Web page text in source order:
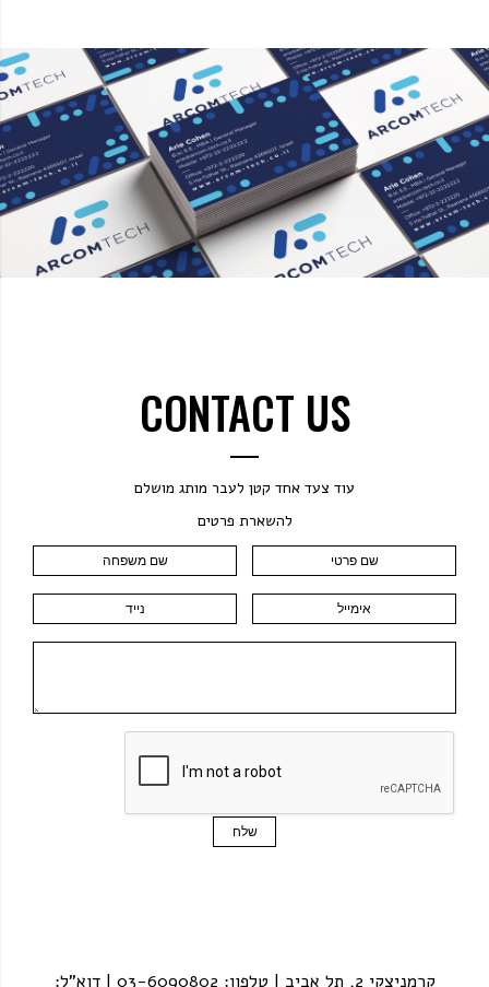
CONTACT US
עוד צעד אחד קטן לעבר מותג מושלם
להשארת פרטים
קרמניצקי 2, תל אביב | טלפון: 03-6090802 | דוא"ל: